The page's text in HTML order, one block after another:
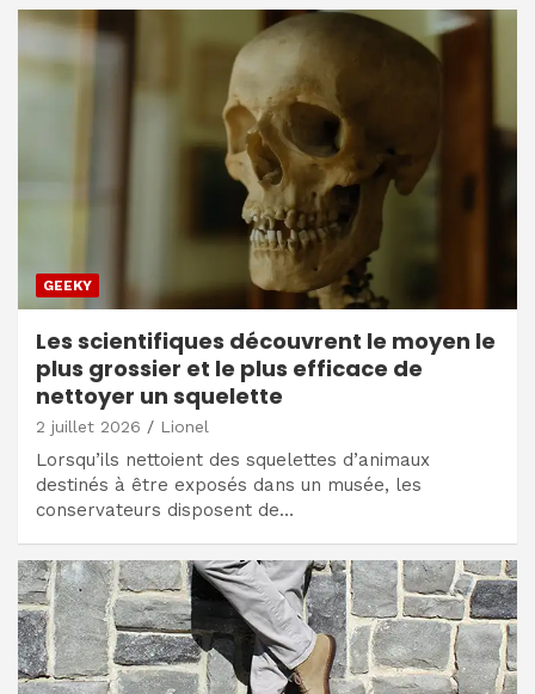
GEEKY
Les scientifiques découvrent le moyen le
plus grossier et le plus efficace de
nettoyer un squelette
2 juillet 2026 Lionel
Lorsqu’ils nettoient des squelettes d’animaux
destinés à être exposés dans un musée, les
conservateurs disposent de…